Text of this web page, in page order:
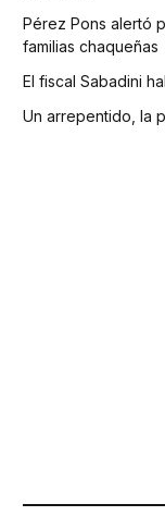
Pérez Pons alertó
familias chaqueñas
El fiscal Sabadini
Un arrepentido, la